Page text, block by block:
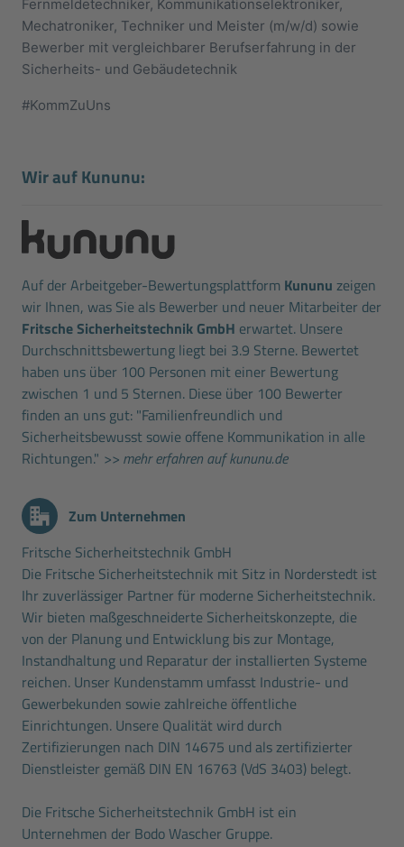
Fernmeldetechniker, Kommunikationselektroniker,
Mechatroniker, Techniker und Meister (m/w/d) sowie
Bewerber mit vergleichbarer Berufserfahrung in der
Sicherheits- und Gebäudetechnik
#KommZuUns
Wir auf Kununu:
Auf der Arbeitgeber-Bewertungsplattform Kununu zeigen
wir Ihnen, was Sie als Bewerber und neuer Mitarbeiter der
Fritsche Sicherheitstechnik GmbH erwartet. Unsere
Durchschnittsbewertung liegt bei 3.9 Sterne. Bewertet
haben uns über 100 Personen mit einer Bewertung
zwischen 1 und 5 Sternen. Diese über 100 Bewerter
finden an uns gut: "Familienfreundlich und
Sicherheitsbewusst sowie offene Kommunikation in alle
Richtungen." >> mehr erfahren auf kununu.de
Zum Unternehmen
Fritsche Sicherheitstechnik GmbH
Die Fritsche Sicherheitstechnik mit Sitz in Norderstedt ist
Ihr zuverlässiger Partner für moderne Sicherheitstechnik.
Wir bieten maßgeschneiderte Sicherheitskonzepte, die
von der Planung und Entwicklung bis zur Montage,
Instandhaltung und Reparatur der installierten Systeme
reichen. Unser Kundenstamm umfasst Industrie- und
Gewerbekunden sowie zahlreiche öffentliche
Einrichtungen. Unsere Qualität wird durch
Zertifizierungen nach DIN 14675 und als zertifizierter
Dienstleister gemäß DIN EN 16763 (VdS 3403) belegt.
Die Fritsche Sicherheitstechnik GmbH ist ein
Unternehmen der Bodo Wascher Gruppe.